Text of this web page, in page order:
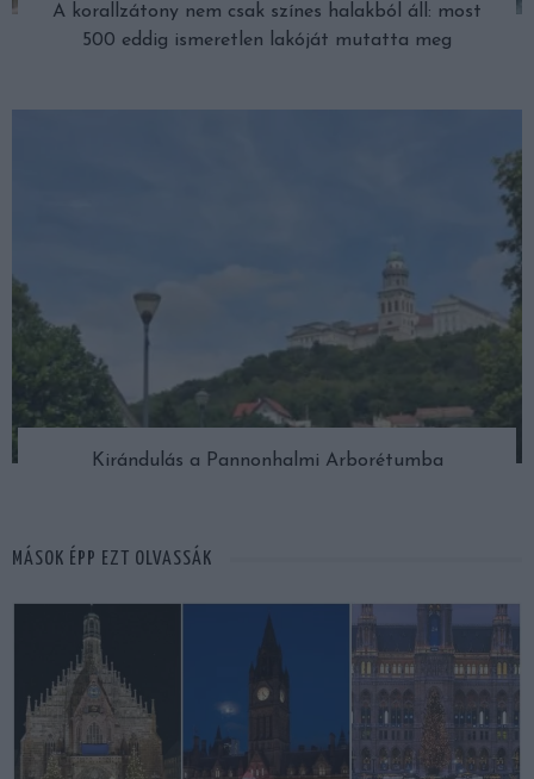
A korallzátony nem csak színes halakból áll: most
500 eddig ismeretlen lakóját mutatta meg
Kirándulás a Pannonhalmi Arborétumba
MÁSOK ÉPP EZT OLVASSÁK